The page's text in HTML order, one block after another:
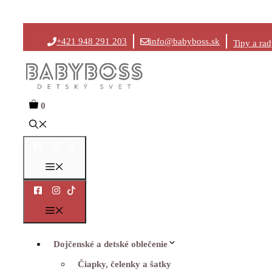
na
obsah
+421 948 291 203 info@babyboss.sk Tipy a
0
Dojčenské a detské oblečenie
Čiapky, čelenky a šatky